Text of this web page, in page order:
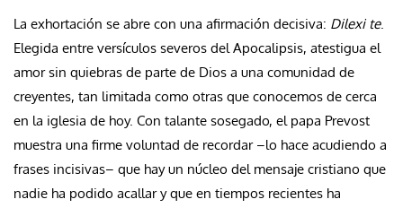
La exhortación se abre con una afirmación decisiva: Dilexi te.
Elegida entre versículos severos del Apocalipsis, atestigua el
amor sin quiebras de parte de Dios a una comunidad de
creyentes, tan limitada como otras que conocemos de cerca
en la iglesia de hoy. Con talante sosegado, el papa Prevost
muestra una firme voluntad de recordar –lo hace acudiendo a
frases incisivas– que hay un núcleo del mensaje cristiano que
nadie ha podido acallar y que en tiempos recientes ha